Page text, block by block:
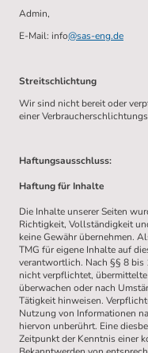
Admin,
E-Mail: info@sas-eng.de
Streitschlichtung
Wir sind nicht bereit oder
einer
Haftungsausschluss:
Haftung für Inhalte
Die Inhalte unserer Seiten
Richtigkeit, Vollständigkeit
keine Gewähr übernehmen.
TMG für eigene Inhalte auf
verantwortlich. Nach §§ 8 bis
nicht verpflichtet,
überwachen oder nach
Tätigkeit hinweisen.
Nutzung von Informationen
hiervon unberührt. Eine
Zeitpunkt der Kenntnis einer